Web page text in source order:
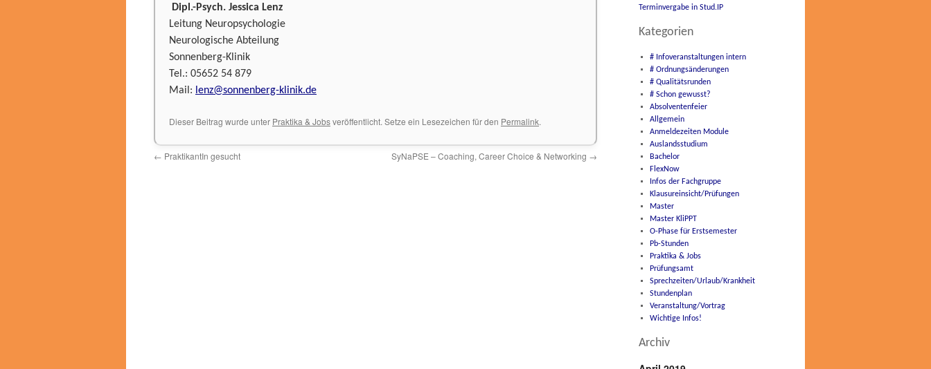
Dipl.-Psych. Jessica Lenz
Leitung Neuropsychologie
Neurologische Abteilung
Sonnenberg-Klinik
Tel.: 05652 54 879
Mail: lenz@sonnenberg-klinik.de
Dieser Beitrag wurde unter Praktika & Jobsveröffentlicht. Setze ein Lesezeichen für den Permalink.
← PraktikantIn gesucht SyNaPSE – Coaching, Career Choice & Networking →
Terminvergabe in Stud.IP
Kategorien
# Infoveranstaltungen intern
# Ordnungsänderungen
# Qualitätsrunden
# Schon gewusst?
Absolventenfeier
Allgemein
Anmeldezeiten Module
Auslandsstudium
Bachelor
FlexNow
Infos der Fachgruppe
Klausureinsicht/Prüfungen
Master
Master KliPPT
O-Phase für Erstsemester
Pb-Stunden
Praktika & Jobs
Prüfungsamt
Sprechzeiten/Urlaub/Krankheit
Stundenplan
Veranstaltung/Vortrag
Wichtige Infos!
Archiv